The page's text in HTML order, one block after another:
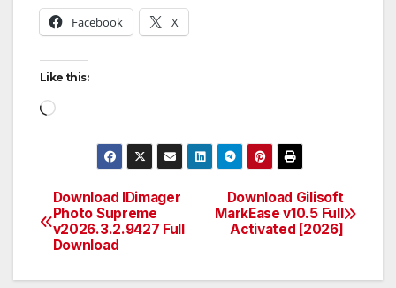
Facebook X
Like this:
Loading…
Post
navigation
Download Gilisoft
MarkEase v10.5 Full
Activated [2026]
Download IDimager
Photo Supreme
v2026.3.2.9427 Full
Download